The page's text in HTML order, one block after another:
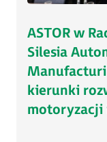
ASTOR w
Silesia
kierunki
motoryzacji